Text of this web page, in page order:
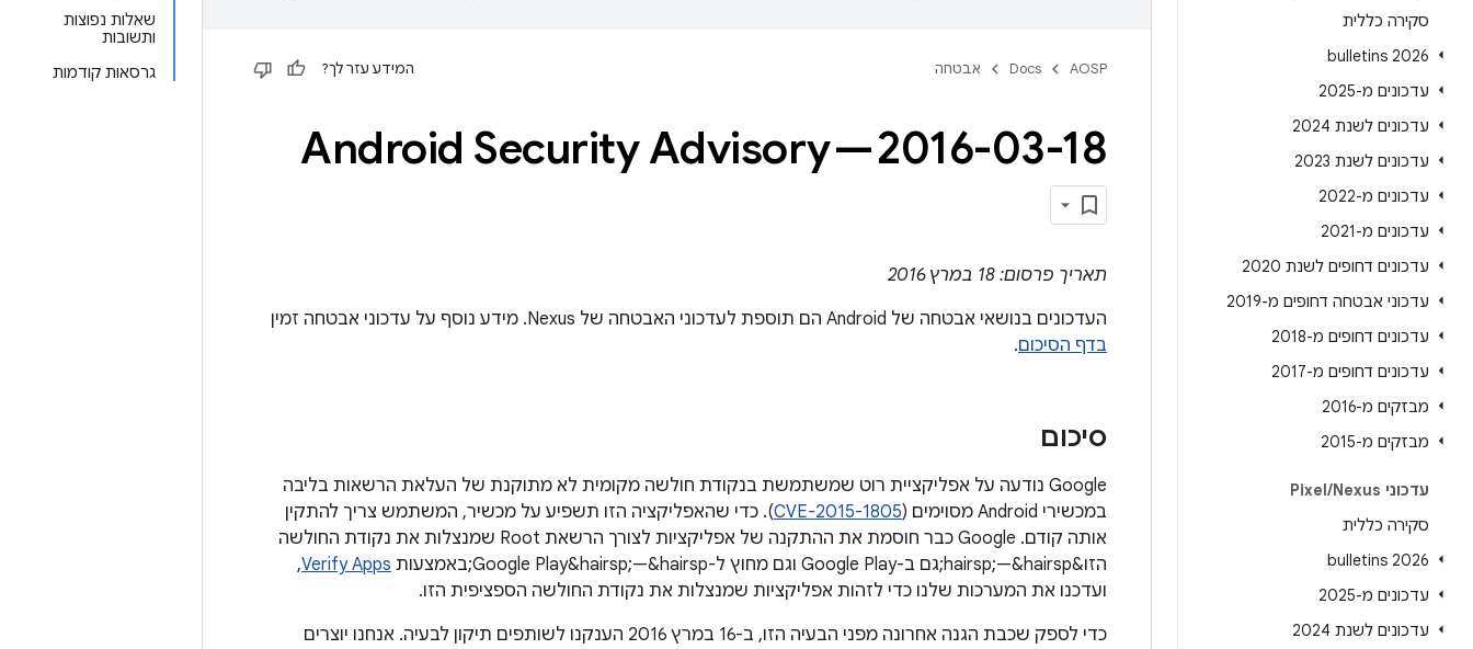
סקירה כללית
2026 bulletins
עדכונים מ-2025
עדכונים לשנת 2024
עדכונים לשנת 2023
עדכונים מ-2022
עדכונים מ-2021
עדכונים דחופים לשנת 2020
עדכוני אבטחה דחופים מ-2019
עדכונים דחופים מ-2018
עדכונים דחופים מ-2017
מבזקים מ-2016
מבזקים מ-2015
עדכוני Pixel /Nexus
סקירה כללית
2026 bulletins
עדכונים מ-2025
עדכונים לשנת 2024
שאלות נפוצות
ותשובות
גרסאות קודמות
AOSP
Docs אבטחה המידע עזר לך?
Android Security Advisory — 2016-03-18
תאריך פרסום: 18 במרץ 2016
העדכונים בנושאי אבטחה של Android הם תוספת לעדכוני האבטחה של Nexus. מידע נוסף על עדכוני אבטחה זמין
בדף הסיכום.
סיכום
Google נודעה על אפליקציית רוט שמשתמשת בנקודת חולשה מקומית לא מתוקנת של העלאת הרשאות בליבה
במכשירי Android מסוימים (
CVE-2015-1805). כדי שהאפליקציה הזו תשפיע על מכשיר, המשתמש צריך להתקין
אותה קודם. Google כבר חוסמת את ההתקנה של אפליקציות לצורך הרשאת Root שמנצלות את נקודת החולשה
הזו&hairsp;—&hairsp;גם ב-Google Play וגם מחוץ ל-Google Play&hairsp;—&hairsp;באמצעות
Verify Apps
,
ועדכנו את המערכות שלנו כדי לזהות אפליקציות שמנצלות את נקודת החולשה הספציפית הזו.
כדי לספק שכבת הגנה אחרונה מפני הבעיה הזו, ב-16 במרץ 2016 הענקנו לשותפים תיקון לבעיה. אנחנו יוצרים